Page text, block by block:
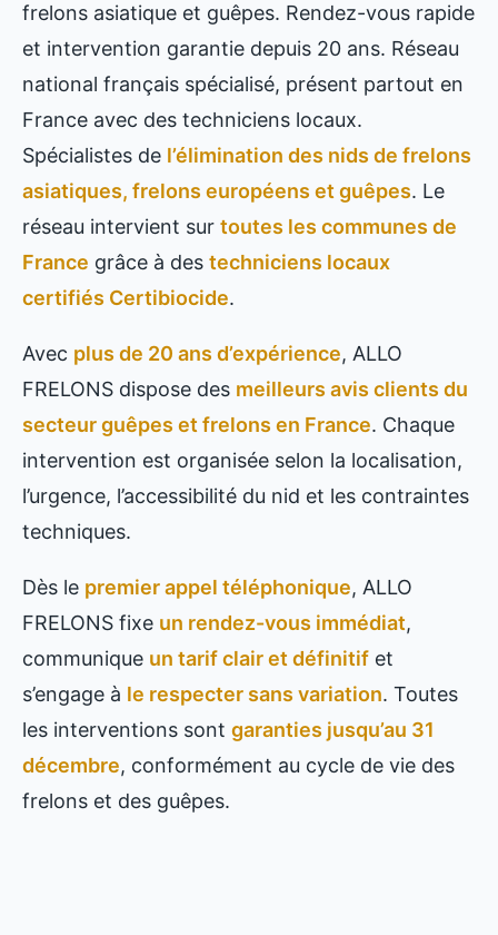
frelons asiatique et guêpes. Rendez-vous rapide
et intervention garantie depuis 20 ans. Réseau
national français spécialisé, présent partout en
France avec des techniciens locaux.
Spécialistes de l’élimination des nids de frelons
asiatiques, frelons européens et guêpes. Le
réseau intervient sur toutes les communes de
France grâce à des techniciens locaux
certifiés Certibiocide.
Avec plus de 20 ans d’expérience, ALLO
FRELONS dispose des meilleurs avis clients du
secteur guêpes et frelons en France. Chaque
intervention est organisée selon la localisation,
l’urgence, l’accessibilité du nid et les contraintes
techniques.
Dès le premier appel téléphonique, ALLO
FRELONS fixe un rendez-vous immédiat,
communique un tarif clair et définitif et
s’engage à le respecter sans variation. Toutes
les interventions sont garanties jusqu’au 31
décembre, conformément au cycle de vie des
frelons et des guêpes.